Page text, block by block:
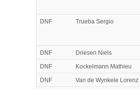
DNF
Trueba Sergio
DNF
Driesen Niels
DNF
Kockelmann Mathieu
DNF
Van de Wynkele Lorenz